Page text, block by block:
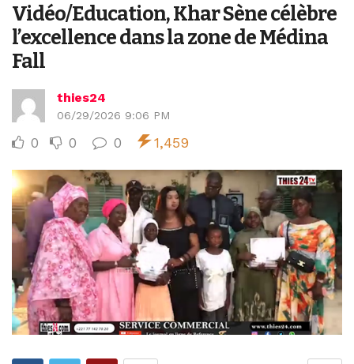
Vidéo/Education, Khar Sène célèbre
l’excellence dans la zone de Médina
Fall
thies24
06/29/2026 9:06 PM
0 0 0 1,459